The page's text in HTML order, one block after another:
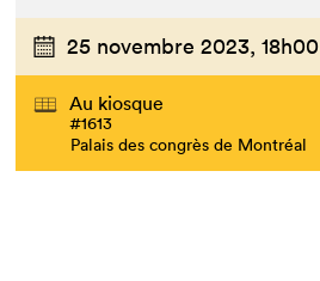
25 novembre 2023, 18h00
Au kiosque
#1613
Palais des congrès de Montréal